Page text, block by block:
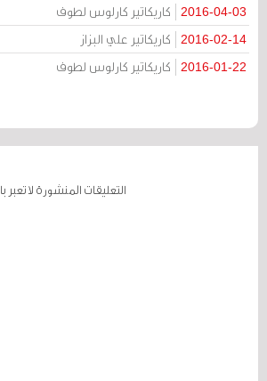
2016-04-03 كاريكاتير كارلوس لطوف
2016-02-14 كاريكاتير علي البزاز
2016-01-22 كاريكاتير كارلوس لطوف
التعليقات المنشورة لا